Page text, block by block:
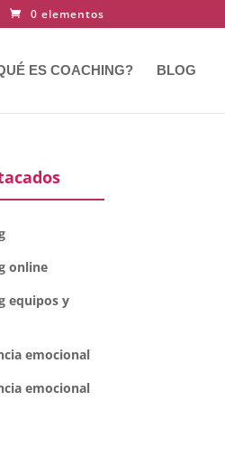
0 elementos
ES COACHING? BLOG
online
equipos y
emocional
emocional